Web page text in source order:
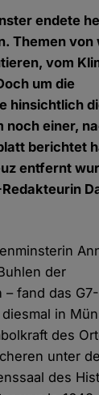
endete
Themen von
vom
um die
hinsichtlich
noch einer,
berichtet
entfernt
der
– fand das G7-
in
des
unter
des